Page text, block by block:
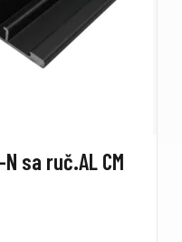
N sa ruč.AL CM